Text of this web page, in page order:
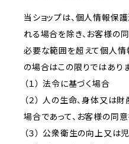
当ショップは、個人情報保
れる場合を除き、お客様の
必要な範囲を超えて個人情
の場合はこの限りではありま
（１） 法令に基づく場合
（２） 人の生命、身体又は
場合であって、お客様の同
（３） 公衆衛生の向上又